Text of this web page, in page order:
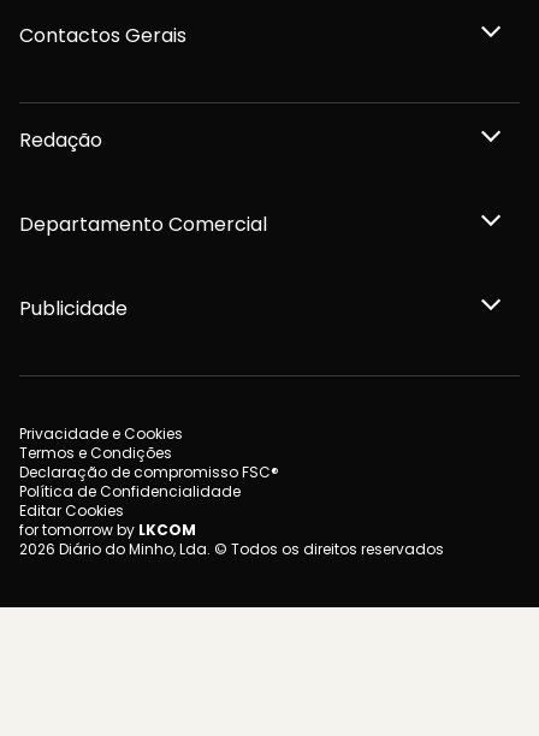
Contactos Gerais
Redação
Departamento Comercial
Publicidade
Privacidade e Cookies
Termos e Condições
Declaração de compromisso FSC®
Política de Confidencialidade
Editar Cookies
for tomorrow by LKCOM
2026 Diário do Minho, Lda. © Todos os direitos reservados